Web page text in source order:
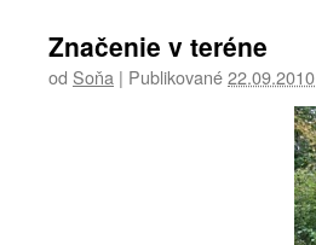
Značenie v teréne
od Soňa | Publikované22.09.2010